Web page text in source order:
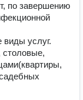
по завершению
виды услуг.